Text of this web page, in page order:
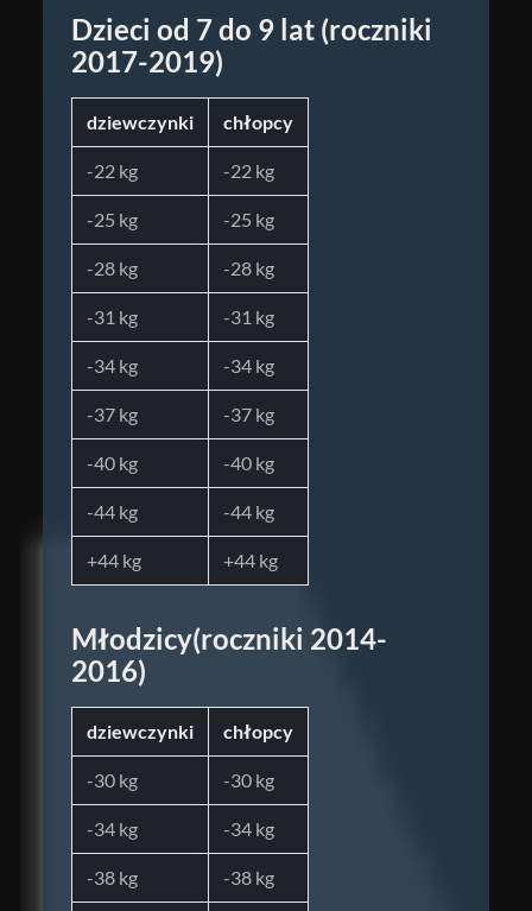
Dzieci od 7 do 9 lat (roczniki
2017-2019)
dziewczynki chłopcy
-22 kg -22 kg
-25 kg -25 kg
-28 kg -28 kg
-31 kg -31 kg
-34 kg -34 kg
-37 kg -37 kg
-40 kg -40 kg
-44 kg -44 kg
+44 kg +44 kg
Młodzicy(roczniki 2014-
2016)
dziewczynki chłopcy
-30 kg -30 kg
-34 kg -34 kg
-38 kg -38 kg